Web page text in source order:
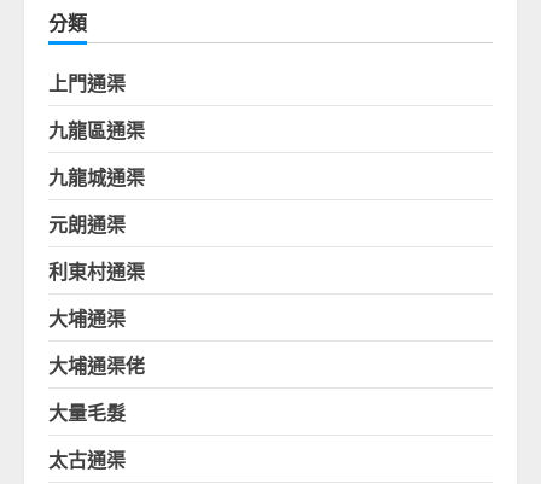
分類
上門通渠
九龍區通渠
九龍城通渠
元朗通渠
利東村通渠
大埔通渠
大埔通渠佬
大量毛髮
太古通渠